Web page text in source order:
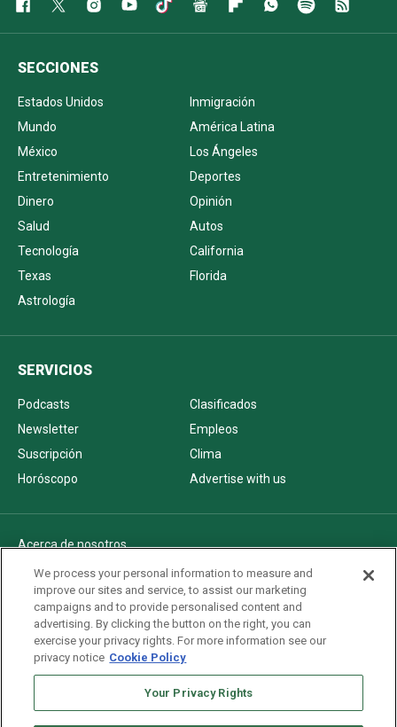
SECCIONES
Estados Unidos
Inmigración
Mundo
América Latina
México
Los Ángeles
Entretenimiento
Deportes
Dinero
Opinión
Salud
Autos
Tecnología
California
Texas
Florida
Astrología
SERVICIOS
Podcasts
Clasificados
Newsletter
Empleos
Suscripción
Clima
Horóscopo
Advertise with us
Acerca de nosotros
Politica de privacidad
Pautas Editoriales
AdChoices
Advertise with us
Newsletters
We process your personal information to measure and
improve our sites and service, to assist our marketing
campaigns and to provide personalised content and
advertising. By clicking the button on the right, you can
exercise your privacy rights. For more information see our
privacy notice Cookie Policy
Your Privacy Rights